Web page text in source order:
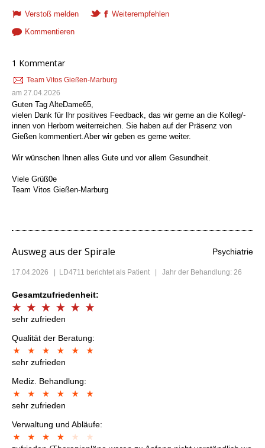
Verstoß melden
Weiterempfehlen
Kommentieren
1 Kommentar
Team Vitos Gießen-Marburg
am 27.04.2026
Guten Tag AlteDame65,
vielen Dank für Ihr positives Feedback, das wir gerne an die Kolleg/-
innen von Herborn weiterreichen. Sie haben auf der Präsenz von
Gießen kommentiert.Aber wir geben es gerne weiter.
Wir wünschen Ihnen alles Gute und vor allem Gesundheit.
Viele Grüß0e
Team Vitos Gießen-Marburg
Ausweg aus der Spirale Psychiatrie
17.04.2026 LD4711 berichtet als Patient | Jahr der Behandlung: 26
Gesamtzufriedenheit:
sehr zufrieden
Qualität der Beratung:
sehr zufrieden
Mediz. Behandlung:
sehr zufrieden
Verwaltung und Abläufe: